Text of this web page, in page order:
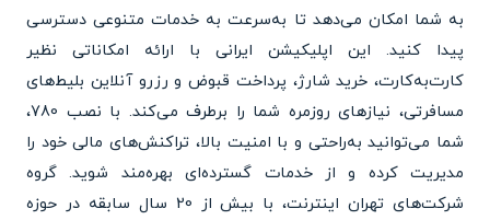
به شما امکان می‌دهد تا به‌سرعت به خدمات متنوعی دسترسی
پیدا کنید. این اپلیکیشن ایرانی با ارائه امکاناتی نظیر
کارت‌به‌کارت، خرید شارژ، پرداخت قبوض و رزرو آنلاین بلیط‌های
مسافرتی، نیازهای روزمره شما را برطرف می‌کند. با نصب 780،
شما می‌توانید به‌راحتی و با امنیت بالا، تراکنش‌های مالی خود را
مدیریت کرده و از خدمات گسترده‌ای بهره‌مند شوید. گروه
شرکت‌های تهران اینترنت، با بیش از 20 سال سابقه در حوزه